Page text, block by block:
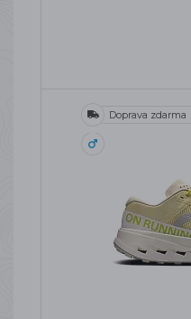
Doprava zdarma